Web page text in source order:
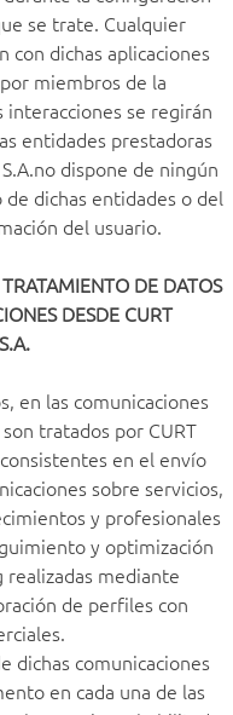
se trate. Cualquier
dichas aplicaciones
miembros de la
interacciones se regirán
entidades prestadoras
dispone de ningún
dichas entidades o del
del usuario.
DE DATOS
DESDE CURT
en las comunicaciones
tratados por CURT
en el envío
sobre servicios,
y profesionales
y optimización
realizadas mediante
de perfiles con
dichas comunicaciones
en cada una de las